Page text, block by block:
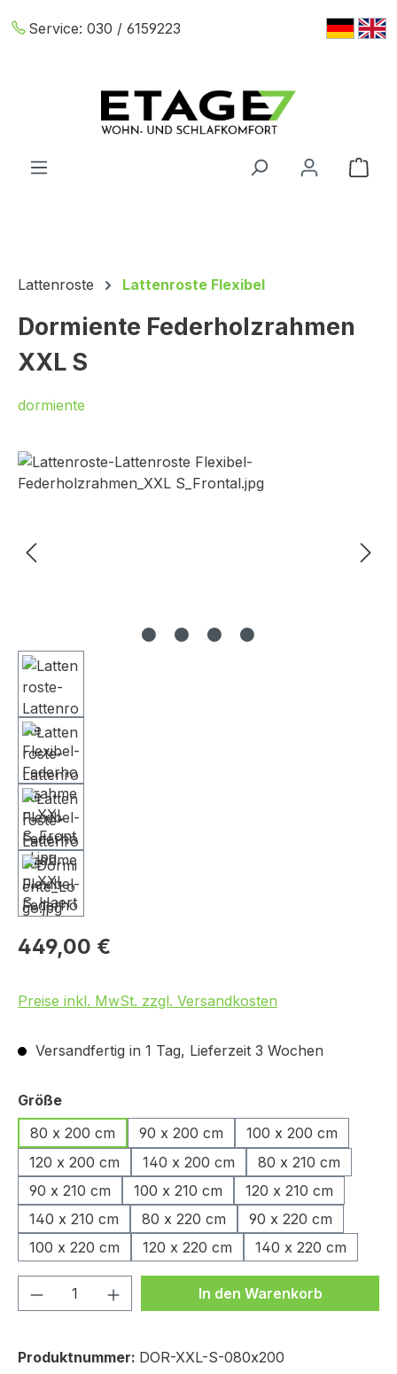
Zum Hauptinhalt springen
Service: 030 / 6159223
Lattenroste Lattenroste Flexibel
Dormiente Federholzrahmen
XXL S
dormiente
Bildergalerie überspringen
449,00 €
Preise inkl. MwSt. zzgl. Versandkosten
Versandfertig in 1 Tag, Lieferzeit 3 Wochen
Größeauswählen
80 x 200 cm
90 x 200 cm
100 x 200 cm
120 x 200 cm
140 x 200 cm
80 x 210 cm
90 x 210 cm
100 x 210 cm
120 x 210 cm
140 x 210 cm
80 x 220 cm
90 x 220 cm
100 x 220 cm
120 x 220 cm 140 x 220 cm
Produkt Anzahl: Gib denIn den Warenkorb
Produktnummer: DOR-XXL-S-080x200